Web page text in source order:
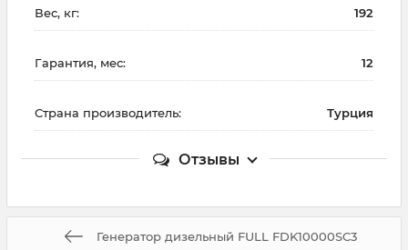
Вес, кг: 192
Гарантия, мес: 12
Страна производитель: Турция
Отзывы
Генератор дизельный FULL FDK10000SC3